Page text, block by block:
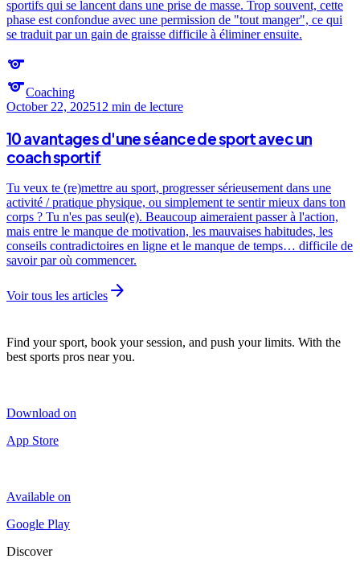
sportifs qui se lancent dans une prise de masse. Trop souvent, cette
phase est confondue avec une permission de "tout manger", ce qui
se traduit par un gain de graisse difficile à éliminer ensuite.
sports
sportsCoaching
October 22, 202512 min de lecture
10 avantages d'une séance de sport avec un
coach sportif
Tu veux te (re)mettre au sport, progresser sérieusement dans une
activité / pratique physique, ou simplement te sentir mieux dans ton
corps ? Tu n'es pas seul(e). Beaucoup aimeraient passer à l'action,
mais entre le manque de motivation, les mauvaises habitudes, les
conseils contradictoires en ligne et le manque de temps… difficile de
savoir par où commencer.
Voir tous les articles arrow_forward
Find your sport, book your session, and push your limits. With the
best sports pros near you.
Download on
App Store
Available on
Google Play
Discover